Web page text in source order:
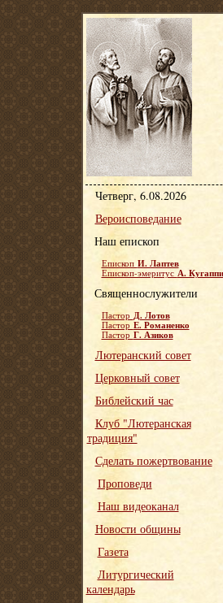
Четверг, 6.08.2026
Вероисповедание
Наш епископ
Епископ И. Лаптев
Епископ-эмеритус А. Кугаппи
Священнослужители
Пастор Д. Лотов
Пастор Е. Романенко
Пастор Г. Азиков
Лютеранский совет
Церковный совет
Библейский час
Клуб "Лютеранская
традиция"
Сделать пожертвование
Проповеди
Наш видеоканал
Новости общины
Газета
Литургический
календарь